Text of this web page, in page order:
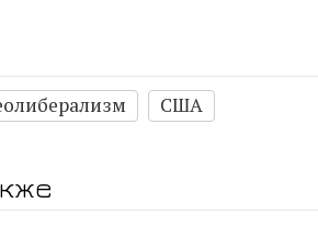
США